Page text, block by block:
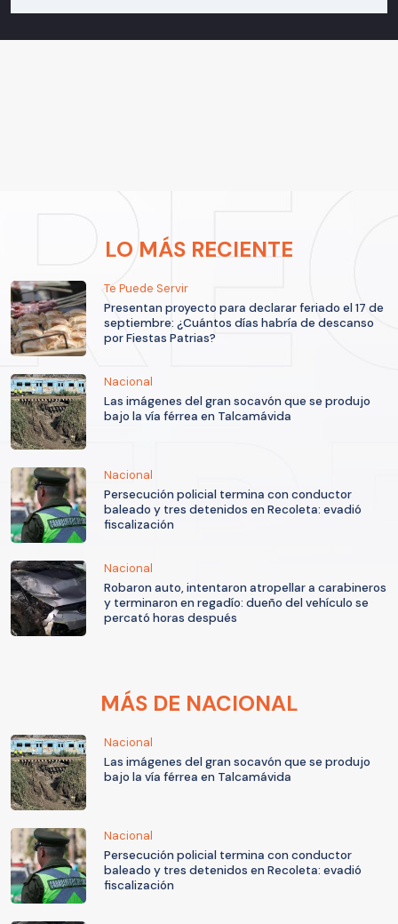
LO MÁS RECIENTE
Te Puede Servir
Presentan proyecto para declarar feriado el 17 de
septiembre: ¿Cuántos días habría de descanso
por Fiestas Patrias?
Nacional
Las imágenes del gran socavón que se produjo
bajo la vía férrea en Talcamávida
Nacional
Persecución policial termina con conductor
baleado y tres detenidos en Recoleta: evadió
fiscalización
Nacional
Robaron auto, intentaron atropellar a carabineros
y terminaron en regadío: dueño del vehículo se
percató horas después
MÁS DE NACIONAL
Nacional
Las imágenes del gran socavón que se produjo
bajo la vía férrea en Talcamávida
Nacional
Persecución policial termina con conductor
baleado y tres detenidos en Recoleta: evadió
fiscalización